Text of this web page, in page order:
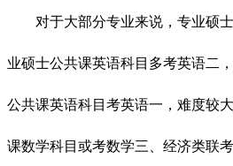
对于大部分专业来说，专业硕士
业硕士公共课英语科目多考英语二
公共课英语科目考英语一，难度较
课数学科目或考数学三、经济类联